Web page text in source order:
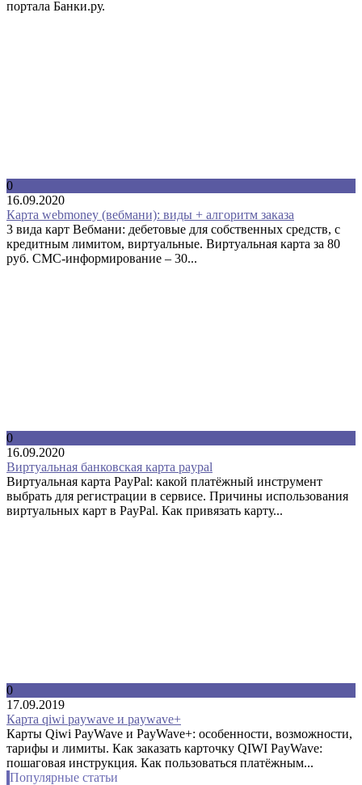
портала Банки.ру.
0
16.09.2020
Карта webmoney (вебмани): виды + алгоритм заказа
3 вида карт Вебмани: дебетовые для собственных средств, с
кредитным лимитом, виртуальные. Виртуальная карта за 80
руб. СМС-информирование – 30...
0
16.09.2020
Виртуальная банковская карта paypal
Виртуальная карта PayPal: какой платёжный инструмент
выбрать для регистрации в сервисе. Причины использования
виртуальных карт в PayPal. Как привязать карту...
0
17.09.2019
Карта qiwi paywave и paywave+
Карты Qiwi PayWave и PayWave+: особенности, возможности,
тарифы и лимиты. Как заказать карточку QIWI PayWave:
пошаговая инструкция. Как пользоваться платёжным...
Популярные статьи